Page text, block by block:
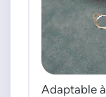
Adaptable à